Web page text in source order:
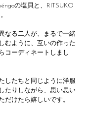
の塩貝と、RITSUKO
なる二人が、まるで一緒
むように、互いの作った
コーディネートしまし
したちと同じように洋服
たりしながら、思い思い
だけたら嬉しいです。